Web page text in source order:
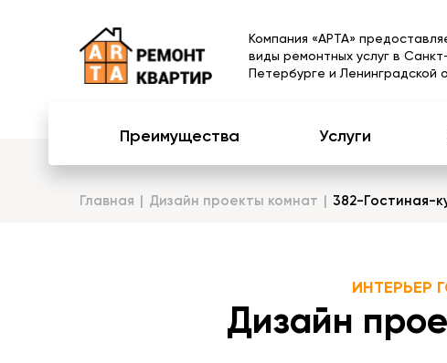
Компания «АРТА»
виды ремонтных услуг в
Петербурге и Ленинградской
Преимущества Услуги
Главная Дизайн проекты комнат 382-Гостиная-
ИНТЕРЬЕР
Дизайн